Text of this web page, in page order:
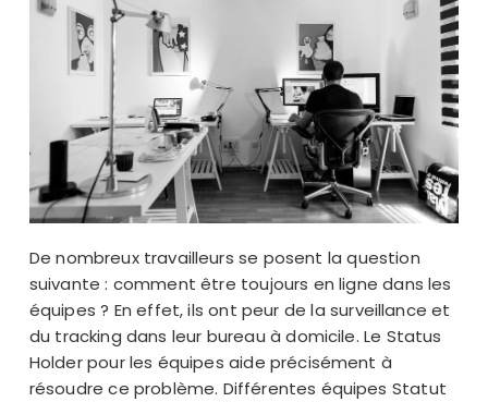
De nombreux travailleurs se posent la question
suivante : comment être toujours en ligne dans les
équipes ? En effet, ils ont peur de la surveillance et
du tracking dans leur bureau à domicile. Le Status
Holder pour les équipes aide précisément à
résoudre ce problème. Différentes équipes Statut